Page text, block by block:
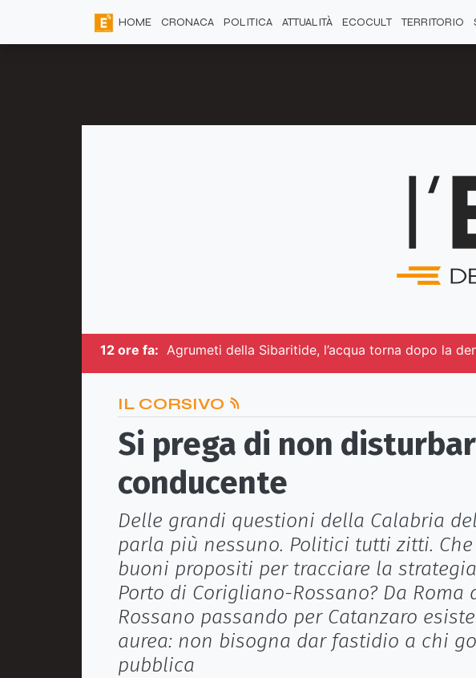
HOME CRONACA POLITICA ATTUALITÀ ECOCULT TERRITORIO
12 ore fa: Agrumeti della Sibaritide, l’acqua torna dopo la
IL CORSIVO
Si prega di non
conducente
Delle grandi questioni della Calabria
parla più nessuno. Politici tutti zitti.
buoni propositi per tracciare la
Porto di Corigliano-Rossano? Da Roma
Rossano passando per Catanzaro
aurea: non bisogna dar fastidio a chi
pubblica